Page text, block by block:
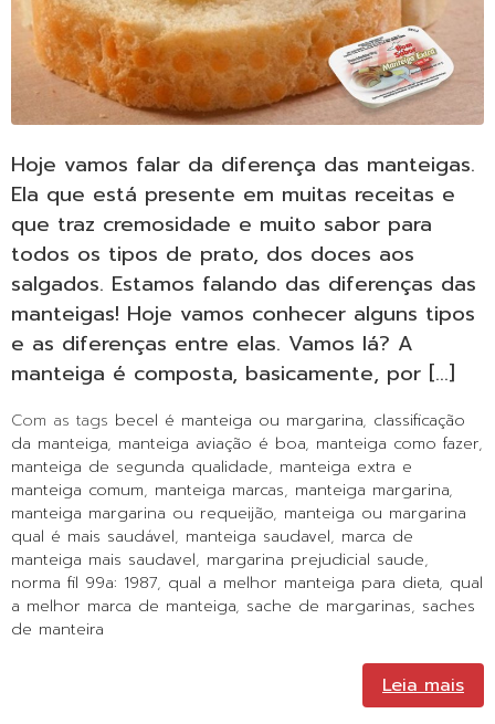
Hoje vamos falar da diferença das manteigas.
Ela que está presente em muitas receitas e
que traz cremosidade e muito sabor para
todos os tipos de prato, dos doces aos
salgados. Estamos falando das diferenças das
manteigas! Hoje vamos conhecer alguns tipos
e as diferenças entre elas. Vamos lá? A
manteiga é composta, basicamente, por […]
Com as tags becel é manteiga ou margarina, classificação
da manteiga, manteiga aviação é boa, manteiga como fazer,
manteiga de segunda qualidade, manteiga extra e
manteiga comum, manteiga marcas, manteiga margarina,
manteiga margarina ou requeijão, manteiga ou margarina
qual é mais saudável, manteiga saudavel, marca de
manteiga mais saudavel, margarina prejudicial saude,
norma fil 99a: 1987, qual a melhor manteiga para dieta, qual
a melhor marca de manteiga, sache de margarinas, saches
de manteira
Leia mais